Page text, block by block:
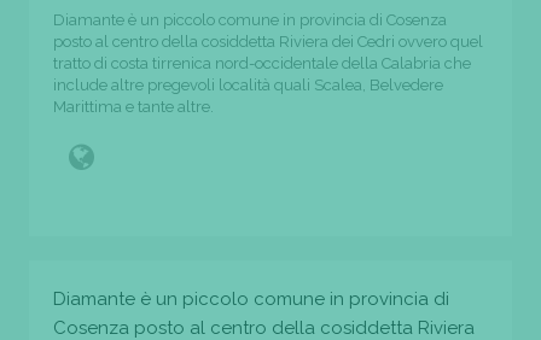
Diamante è un piccolo comune in provincia di Cosenza
posto al centro della cosiddetta Riviera dei Cedri ovvero quel
tratto di costa tirrenica nord-occidentale della Calabria che
include altre pregevoli località quali Scalea, Belvedere
Marittima e tante altre.
Diamante è un piccolo comune in provincia di
Cosenza posto al centro della cosiddetta Riviera